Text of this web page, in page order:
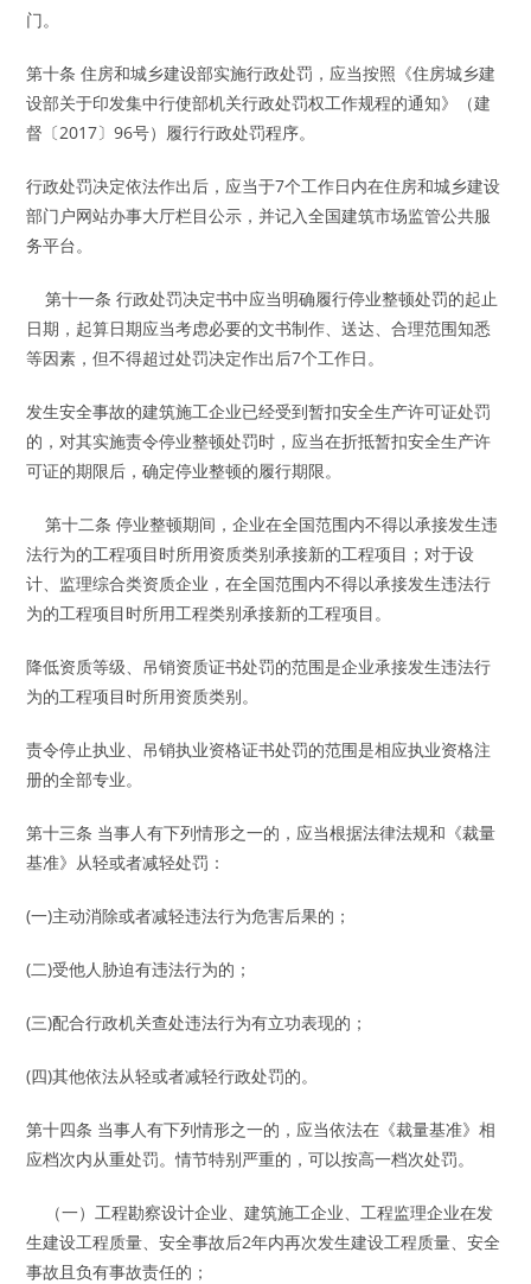
门。
第十条 住房和城乡建设部实施行政处罚，应当按照《住房城乡建
设部关于印发集中行使部机关行政处罚权工作规程的通知》（建
督〔2017〕96号）履行行政处罚程序。
行政处罚决定依法作出后，应当于7个工作日内在住房和城乡建设
部门户网站办事大厅栏目公示，并记入全国建筑市场监管公共服
务平台。
第十一条 行政处罚决定书中应当明确履行停业整顿处罚的起止
日期，起算日期应当考虑必要的文书制作、送达、合理范围知悉
等因素，但不得超过处罚决定作出后7个工作日。
发生安全事故的建筑施工企业已经受到暂扣安全生产许可证处罚
的，对其实施责令停业整顿处罚时，应当在折抵暂扣安全生产许
可证的期限后，确定停业整顿的履行期限。
第十二条 停业整顿期间，企业在全国范围内不得以承接发生违
法行为的工程项目时所用资质类别承接新的工程项目；对于设
计、监理综合类资质企业，在全国范围内不得以承接发生违法行
为的工程项目时所用工程类别承接新的工程项目。
降低资质等级、吊销资质证书处罚的范围是企业承接发生违法行
为的工程项目时所用资质类别。
责令停止执业、吊销执业资格证书处罚的范围是相应执业资格注
册的全部专业。
第十三条 当事人有下列情形之一的，应当根据法律法规和《裁量
基准》从轻或者减轻处罚：
(一)主动消除或者减轻违法行为危害后果的；
(二)受他人胁迫有违法行为的；
(三)配合行政机关查处违法行为有立功表现的；
(四)其他依法从轻或者减轻行政处罚的。
第十四条 当事人有下列情形之一的，应当依法在《裁量基准》相
应档次内从重处罚。情节特别严重的，可以按高一档次处罚。
（一）工程勘察设计企业、建筑施工企业、工程监理企业在发
生建设工程质量、安全事故后2年内再次发生建设工程质量、安全
事故且负有事故责任的；